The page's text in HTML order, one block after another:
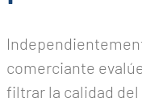
comerciante
filtrar la calidad